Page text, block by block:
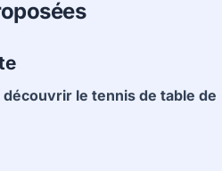
découvrir le tennis de table de